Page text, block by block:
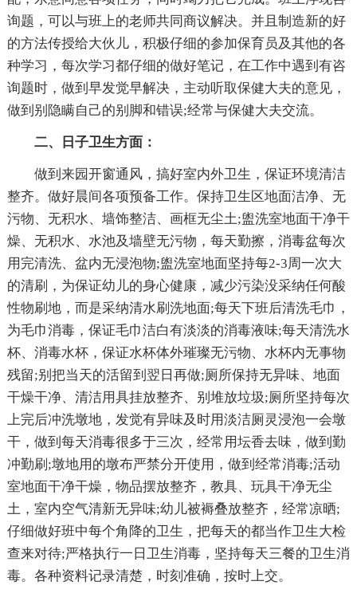
询题，可以与班上的老师共同商议解决。并且制造新的好
的方法传授给大伙儿，积极仔细的参加保育员及其他的各
种学习，每次学习都仔细的做好笔记，在工作中遇到有咨
询题时，做到早发觉早解决，主动听取保健大夫的意见，
做到别隐瞒自己的别脚和错误;经常与保健大夫交流。
二、日子卫生方面：
做到来园开窗通风，搞好室内外卫生，保证环境清洁
整齐。做好晨间各项预备工作。保持卫生区地面洁净、无
污物、无积水、墙饰整洁、画框无尘土;盥洗室地面干净干
燥、无积水、水池及墙壁无污物，每天勤擦，消毒盆每次
用完清洗、盆内无浸泡物;盥洗室地面坚持每2-3周一次大
的清刷，为保证幼儿的身心健康，减少污染没采纳任何酸
性物刷地，而是采纳清水刷洗地面;每天下班后清洗毛巾，
为毛巾消毒，保证毛巾洁白有淡淡的消毒液味;每天清洗水
杯、消毒水杯，保证水杯体外璀璨无污物、水杯内无事物
残留;别把当天的活留到翌日再做;厕所保持无异味、地面
干燥干净、清洁用具挂放整齐、别堆放垃圾;厕所坚持每次
上完后冲洗墩地，发觉有异味及时用淡洁厕灵浸泡一会墩
干，做到每天消毒很多于三次，经常用坛香去味，做到勤
冲勤刷;墩地用的墩布严禁分开使用，做到经常消毒;活动
室地面干净干燥，物品摆放整齐，教具、玩具干净无尘
土，室内空气清新无异味;幼儿被褥叠放整齐，经常凉晒;
仔细做好班中每个角降的卫生，把每天的都当作卫生大检
查来对待;严格执行一日卫生消毒，坚持每天三餐的卫生消
毒。各种资料记录清楚，时刻准确，按时上交。